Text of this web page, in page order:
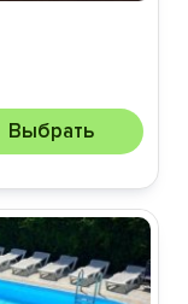
Выбрать